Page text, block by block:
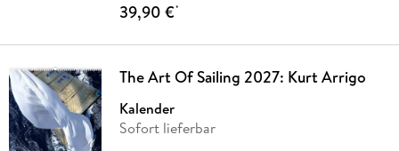
39,90 €*
The Art Of Sailing 2027: Kurt Arrigo
Kalender
Sofort lieferbar